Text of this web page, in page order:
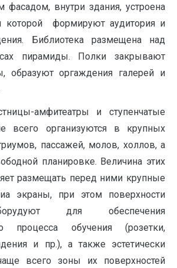
фасадом, внутри здания, устроена
которой формируют аудитория и
Библиотека размещена над
пирамиды. Полки закрывают
образуют оргаждения галерей и
амфитеатры и ступенчатые
всего организуются в крупных
пассажей, молов, холлов, а
планировке. Величина этих
размещать перед ними крупные
экраны, при этом поверхности
для обеспечения
процесса обучения (розетки,
и пр.), а также эстетически
всего зоны их поверхностей